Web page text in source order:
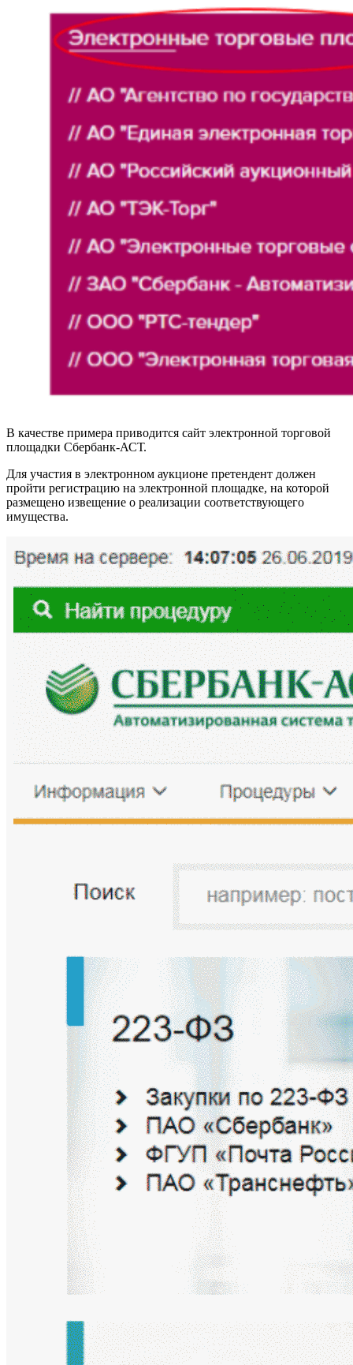
В качестве примера приводится сайт электронной торговой
площадки Сбербанк-АСТ.
Для участия в электронном аукционе претендент должен
пройти регистрацию на электронной площадке, на которой
размещено извещение о реализации соответствующего
имущества.